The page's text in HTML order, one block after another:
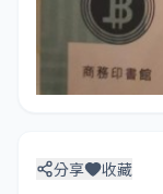
分享 收藏